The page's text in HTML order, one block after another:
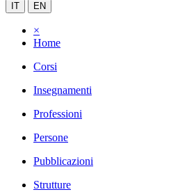
IT EN
×
Home
Corsi
Insegnamenti
Professioni
Persone
Pubblicazioni
Strutture